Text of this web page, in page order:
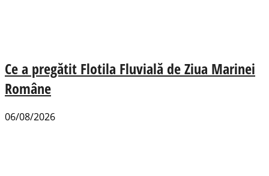
Ce a pregătit Flotila Fluvială de Ziua Marinei
Române
06/08/2026